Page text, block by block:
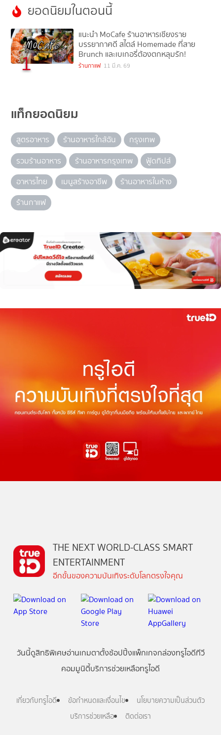
ยอดนิยมในตอนนี้
1
แนะนำ MoCafe ร้านอาหารเชียงราย
บรรยากาศดี สไตล์ Homemade ที่สาย
Brunch และเบเกอรี่ต้องตกหลุมรัก!
ร้านกาแฟ 11 มี.ค. 69
แท็กยอดนิยม
สูตรอาหาร ร้านอาหารใกล้ฉัน
กรุงเทพ
รวมร้านอาหาร
ร้านอาหารกรุงเทพ
ฟู้ดทิปส์
อาหารไทย
เมนูสร้างอาชีพ
ร้านอาหารในห้าง
ร้านกาแฟ
THE NEXT WORLD-CLASS SMART
ENTERTAINMENT
อีกขั้นของความบันเทิงระดับโลกตรงใจคุณ
วันนี้ดูสิทธิพิเศษอ่านเกมตาตั้งช้อปปิ้งแพ็กเกจกล่องทรูไอดีทีวี
คอมมูนิตี้บริการช่วยเหลือทรูไอดี
เกี่ยวกับทรูไอดี ข้อกำหนดและเงื่อนไข
นโยบายความเป็นส่วนตัว
บริการช่วยเหลือ
ติดต่อเรา